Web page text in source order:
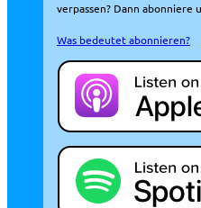
verpassen? Dann abonniere
Was bedeutet abonnieren?